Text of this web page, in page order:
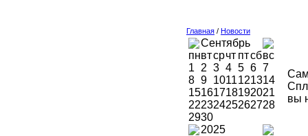
Главная / Новости
Сентябрь
пнвтсрчт птсбвс
1
2 3 4 5 6 7
8 9 1011121314
15161718192021
22232425262728
2930
2025
вы